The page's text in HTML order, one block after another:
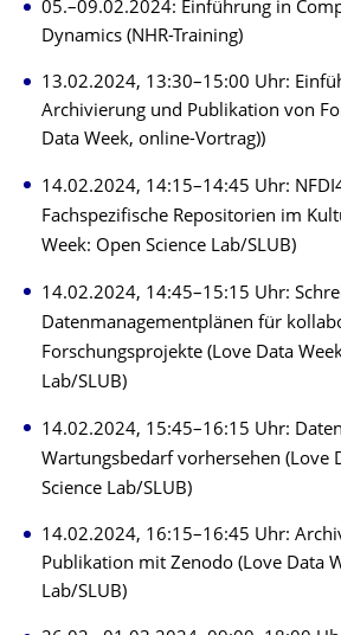
05.–09.02.2024: Einführung in
Dynamics (NHR-Training)
13.02.2024, 13:30–15:00 Uhr:
Archivierung und Publikation von
Data Week, online-Vortrag))
14.02.2024, 14:15–14:45 Uhr:
Fachspezifische Repositorien im
Week: Open Science Lab/SLUB)
14.02.2024, 14:45–15:15 Uhr:
Datenmanagementplänen für
Forschungsprojekte (Love Data
Lab/SLUB)
14.02.2024, 15:45–16:15 Uhr:
Wartungsbedarf vorhersehen (Love
Science Lab/SLUB)
14.02.2024, 16:15–16:45 Uhr:
Publikation mit Zenodo (Love Data
Lab/SLUB)